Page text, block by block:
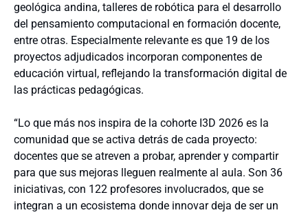
geológica andina, talleres de robótica para el desarrollo
del pensamiento computacional en formación docente,
entre otras. Especialmente relevante es que 19 de los
proyectos adjudicados incorporan componentes de
educación virtual, reflejando la transformación digital de
las prácticas pedagógicas.
“Lo que más nos inspira de la cohorte I3D 2026 es la
comunidad que se activa detrás de cada proyecto:
docentes que se atreven a probar, aprender y compartir
para que sus mejoras lleguen realmente al aula. Son 36
iniciativas, con 122 profesores involucrados, que se
integran a un ecosistema donde innovar deja de ser un